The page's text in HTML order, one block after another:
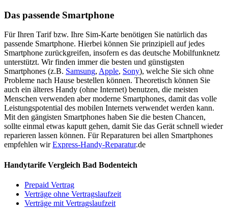
Das passende Smartphone
Für Ihren Tarif bzw. Ihre Sim-Karte benötigen Sie natürlich das
passende Smartphone. Hierbei können Sie prinzipiell auf jedes
Smartphone zurückgreifen, insofern es das deutsche Mobilfunknetz
unterstützt. Wir finden immer die besten und günstigsten
Smartphones (z.B. Samsung, Apple, Sony), welche Sie sich ohne
Probleme nach Hause bestellen können. Theoretisch können Sie
auch ein älteres Handy (ohne Internet) benutzen, die meisten
Menschen verwenden aber moderne Smartphones, damit das volle
Leistungspotential des mobilen Internets verwendet werden kann.
Mit den gängisten Smartphones haben Sie die besten Chancen,
sollte einmal etwas kaputt gehen, damit Sie das Gerät schnell wieder
reparieren lassen können. Für Reparaturen bei allen Smartphones
empfehlen wirExpress-Handy-Reparatur.de
Handytarife Vergleich Bad Bodenteich
Prepaid Vertrag
Verträge ohne Vertragslaufzeit
Verträge mit Vertragslaufzeit